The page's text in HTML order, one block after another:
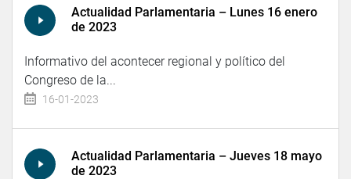
Actualidad Parlamentaria – Lunes 16 enero
de 2023
Informativo del acontecer regional y político del
Congreso de la...
16-01-2023
Actualidad Parlamentaria – Jueves 18 mayo
de 2023